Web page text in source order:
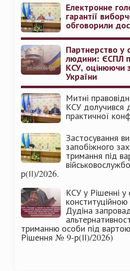
Електронне
гарантії
обговорили
Партнерство у
людини: ЄСПЛ
КСУ, оцінюючи
України
Митні
КСУ долучився
практичної
Застосування
запобіжного
тримання під
р(ІІ)/2026.
КСУ у Рішенні у
Дудіна
триманню особи під
Рішення № 9-р(ІІ)/2026)